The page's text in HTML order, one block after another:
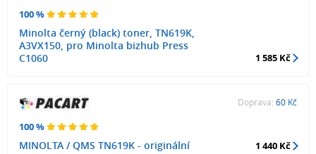
100 %
Minolta černý (black) toner, TN619K,
A3VX150, pro Minolta bizhub Press
C1060
1 585 Kč
100 %
MINOLTA / QMS TN619K - originální
Doprava: 60 Kč
1 440 Kč